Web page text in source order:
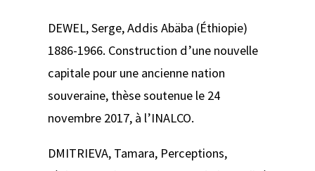
DEWEL, Serge,Addis Abäba (Éthiopie)
1886-1966. Construction d’une nouvelle
capitale pour une ancienne nation
souveraine, thèse soutenue le 24
novembre 2017, à l’INALCO.
DMITRIEVA, Tamara, Perceptions,